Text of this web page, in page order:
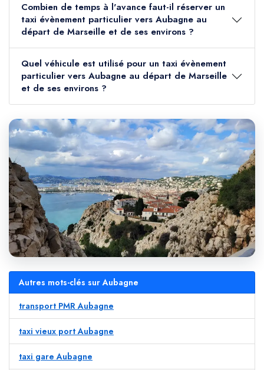
Combien de temps à l'avance faut-il réserver un
taxi évènement particulier vers Aubagne au
départ de Marseille et de ses environs ?
Quel véhicule est utilisé pour un taxi évènement
particulier vers Aubagne au départ de Marseille
et de ses environs ?
Autres mots-clés sur Aubagne
transport PMR Aubagne
taxi vieux port Aubagne
taxi gare Aubagne